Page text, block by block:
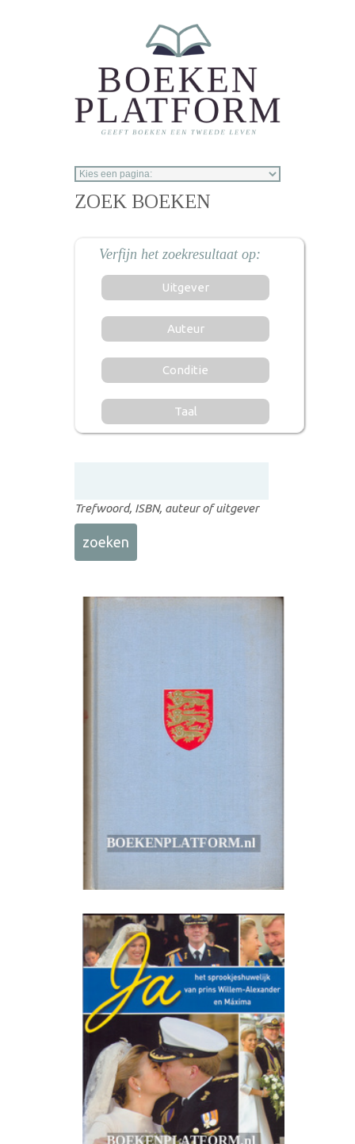
ZOEK BOEKEN
Uitgever
Auteur
Conditie
Taal
Trefwoord, ISBN, auteur of uitgever